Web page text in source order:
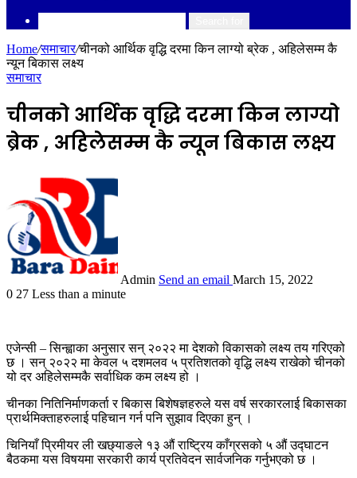
Home/समाचार/चीनको आर्थिक वृद्धि दरमा किन लाग्यो ब्रेक , अहिलेसम्म कै
न्यून बिकास लक्ष्य
समाचार
चीनको आर्थिक वृद्धि दरमा किन लाग्यो
ब्रेक , अहिलेसम्म कै न्यून बिकास लक्ष्य
Admin Send an email March 15, 2022
0 27 Less than a minute
एजेन्सी – सिन्ह्वाका अनुसार सन् २०२२ मा देशको विकासको लक्ष्य तय गरिएको
छ । सन् २०२२ मा केवल ५ दशमलव ५ प्रतिशतको वृद्धि लक्ष्य राखेको चीनको
यो दर अहिलेसम्मकै सर्वाधिक कम लक्ष्य हो ।
चीनका नितिनिर्माणकर्ता र बिकास बिशेषज्ञहरुले यस वर्ष सरकारलाई बिकासका
प्रार्थमिक्ताहरुलाई पहिचान गर्न पनि सुझाव दिएका हुन् ।
चिनियाँ प्रिमीयर ली खछ्याङले १३ औं राष्ट्रिय काँग्रसको ५ औं उद्घाटन
बैठकमा यस विषयमा सरकारी कार्य प्रतिवेदन सार्वजनिक गर्नुभएको छ ।